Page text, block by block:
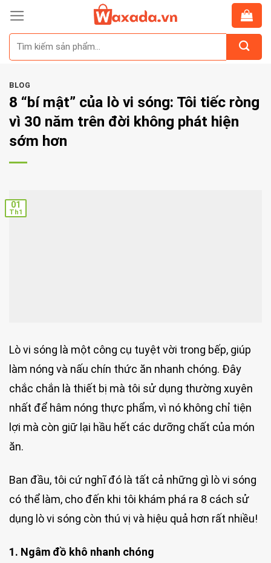
Skip
content
BLOG
8 “bí mật” của lò vi sóng: Tôi tiếc ròng
vì 30 năm trên đời không phát hiện
sớm hơn
01
Th1
Lò vi sóng là một công cụ tuyệt vời trong bếp, giúp
làm nóng và nấu chín thức ăn nhanh chóng. Đây
chắc chắn là thiết bị mà tôi sử dụng thường xuyên
nhất để hâm nóng thực phẩm, vì nó không chỉ tiện
lợi mà còn giữ lại hầu hết các dưỡng chất của món
ăn.
Ban đầu, tôi cứ nghĩ đó là tất cả những gì lò vi sóng
có thể làm, cho đến khi tôi khám phá ra 8 cách sử
dụng lò vi sóng còn thú vị và hiệu quả hơn rất nhiều!
1. Ngâm đồ khô nhanh chóng